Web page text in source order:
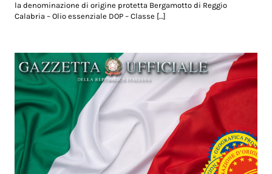
la denominazione di origine protetta Bergamotto di Reggio
Calabria – Olio essenziale DOP – Classe […]